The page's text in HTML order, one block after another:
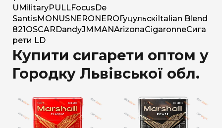
U MilitaryPULLFocus De
Santis MONUSNERO NERO Гуцульскі Italian Blend
821 OSCAR DandyJM MANArizonaCigaronneСига
рети LD
Купити сигарети оптом у
Городку Львівської обл.